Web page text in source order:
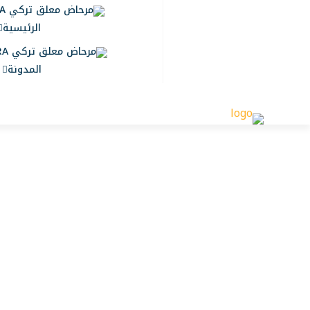
الرئيسية
المدونة